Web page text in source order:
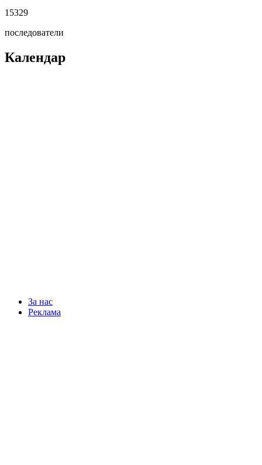
15329
последователи
Календар
За нас
Реклама